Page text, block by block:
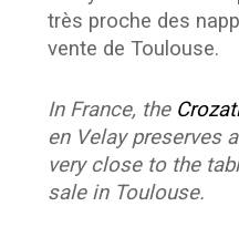
très proche des
vente de Toulouse.
In France, the
en Velay preserves
very close to the
sale in Toulouse.